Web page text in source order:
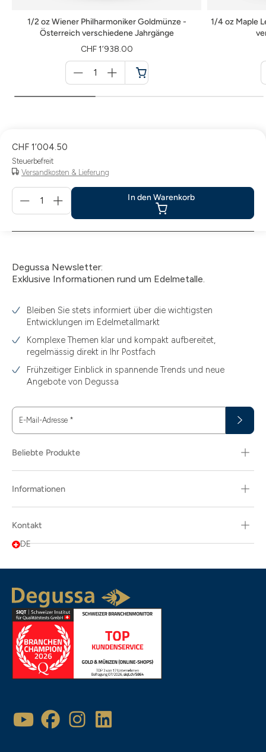
1/2 oz Wiener Philharmoniker Goldmünze -
Österreich verschiedene Jahrgänge
CHF 1’938.00
für
Warenkorb
1/4 oz Maple
CHF 1’004.50
Steuerbefreit
Versandkosten & Lieferung
In
Warenkorb
In den Warenkorb
Degussa Newsletter:
Exklusive Informationen rund um Edelmetalle.
Bleiben Sie stets informiert über die wichtigsten
Entwicklungen im Edelmetallmarkt
Komplexe Themen klar und kompakt aufbereitet,
regelmässig direkt in Ihr Postfach
Frühzeitiger Einblick in spannende Trends und neue
Angebote von Degussa
E-Mail-Adresse *
Beliebte Produkte
Informationen
Kontakt
DE